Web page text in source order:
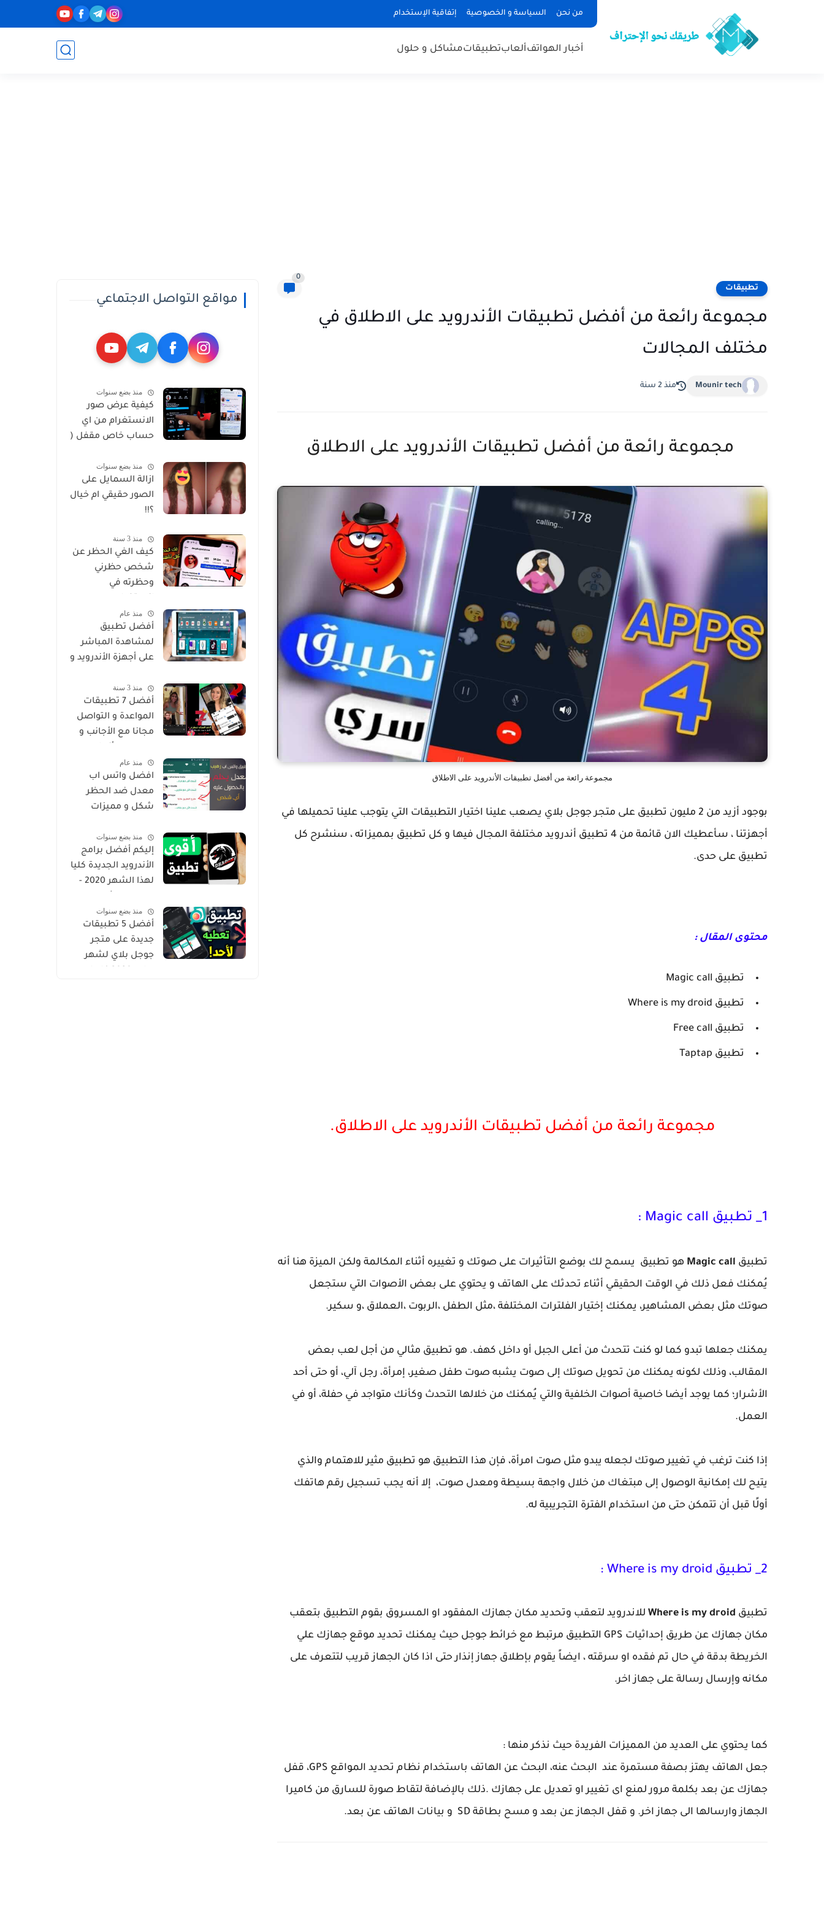
من نحن السياسة و الخصوصية إتفاقية الإستخدام
أخبار الهواتفألعابتطبيقاتمشاكل و حلول
تطبيقات
0
مجموعة رائعة من أفضل تطبيقات الأندرويد على الاطلاق في
مختلف المجالات
Mounir tech منذ 2 سنة
مجموعة رائعة من أفضل تطبيقات الأندرويد على الاطلاق
مجموعة رائعة من أفضل تطبيقات الأندرويد على الاطلاق
بوجود أزيد من 2 مليون تطبيق على متجر جوجل بلاي يصعب علينا اختيار التطبيقات التي يتوجب علينا تحميلها في
أجهزتنا ، سأعطيك الان قائمة من 4 تطبيق أندرويد مختلفة المجال فيها و كل تطبيق بمميزاته ، سنشرح كل
تطبيق على حدى.
محتوى المقال :
تطبيق Magic call
تطبيق Where is my droid
تطبيق Free call
تطبيق Taptap
مجموعة رائعة من أفضل تطبيقات الأندرويد على الاطلاق.
1_ تطبيق Magic call :
تطبيق Magic call هو تطبيق يسمح لك بوضع التأثيرات على صوتك و تغييره أثناء المكالمة ولكن الميزة هنا أنه
يُمكنك فعل ذلك في الوقت الحقيقي أثناء تحدثك على الهاتف و يحتوي على بعض الأصوات التي ستجعل
صوتك مثل بعض المشاهير، يمكنك إختيار الفلترات المختلفة ،مثل الطفل ،الربوت ،العملاق ،و سكير.
يمكنك جعلها تبدو كما لو كنت تتحدث من أعلى الجبل أو داخل كهف. هو تطبيق مثالي من أجل لعب بعض
المقالب، وذلك لكونه يمكنك من تحويل صوتك إلى صوت يشبه صوت طفل صغير، إمرأة، رجل آلي، أو حتى أحد
الأشرار؛ كما يوجد أيضا خاصية أصوات الخلفية والتي يُمكنك من خلالها التحدث وكأنك متواجد في حفلة، أو في
العمل.
إذا كنت ترغب في تغيير صوتك لجعله يبدو مثل صوت امرأة، فإن هذا التطبيق هو تطبيق مثير للاهتمام والذي
يتيح لك إمكانية الوصول إلى مبتغاك من خلال واجهة بسيطة ومعدل صوت، إلا أنه يجب تسجيل رقم هاتفك
أولًا قبل أن تتمكن حتى من استخدام الفترة التجريبية له.
2_ تطبيق Where is my droid :
تطبيق Where is my droid للاندرويد لتعقب وتحديد مكان جهازك المفقود او المسروق بقوم التطبيق بتعقب
مكان جهازك عن طريق إحداثيات GPS التطبيق مرتبط مع خرائط جوجل حيث يمكنك تحديد موقع جهازك علي
الخريطة بدقة في حال تم فقده او سرقته ، ايضاً يقوم بإطلاق جهاز إنذار حتى اذا كان الجهاز قريب لتتعرف على
مكانه وإرسال رسالة على جهاز اخر.
كما يحتوي على العديد من المميزات الفريدة حيث نذكر منها :
جعل الهاتف يهتز بصفة مستمرة عند البحث عنه، البحث عن الهاتف باستخدام نظام تحديد المواقع GPS، قفل
جهازك عن بعد بكلمة مرور لمنع اى تغيير او تعديل على جهازك .ذلك بالإضافة لتقاط صورة للسارق من كاميرا
الجهاز وارسالها الى جهاز اخر. و قفل الجهاز عن بعد و مسح بطاقة SD و بيانات الهاتف عن بعد.
مواقع التواصل الاجتماعي
منذ بضع سنوات
كيفية عرض صور
الانستغرام من اي
حساب خاص مقفل (
منذ بضع سنوات
ازالة السمايل على
الصور حقيقي ام خيال
؟!!
منذ 3 سنة
كيف الغي الحظر عن
شخص حظرني
وحظرته في
منذ عام
أفضل تطبيق
لمشاهدة المباشر
على أجهزة الأندرويد و
منذ 3 سنة
أفضل 7 تطبيقات
المواعدة و التواصل
مجانا مع الأجانب و
العالم
منذ عام
افضل واتس اب
معدل ضد الحظر
شكل و مميزات
Goldمنذ بضع سنوات
إليكم أفضل برامج
الأندرويد الجديدة كليا
لهذا الشهر 2020 -
حصري من أروع ما
شرحت
منذ بضع سنوات
أفضل 5 تطبيقات
جديدة على متجر
جوجل بلاي لشهر